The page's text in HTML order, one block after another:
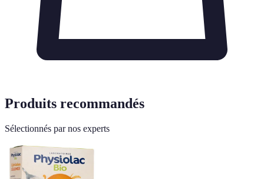
Produits recommandés
Sélectionnés par nos experts